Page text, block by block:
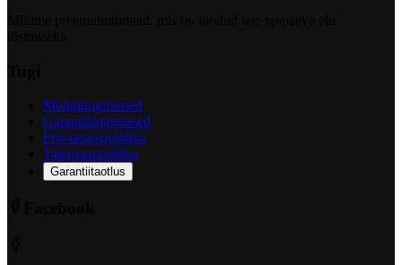
Müügitingimused
Garantiitingimused
Privaatsuspoliitika
Tagastuspoliitika
Garantiitaotlus